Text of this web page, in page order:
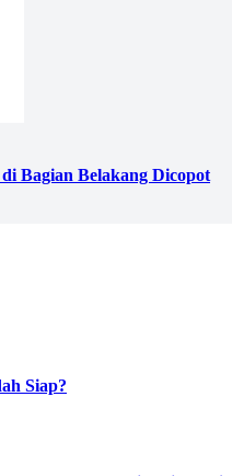
Bagian Belakang Dicopot
Siap?